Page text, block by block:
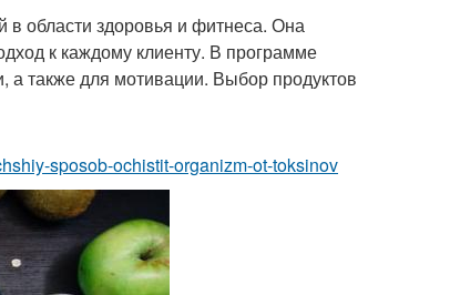
в области здоровья и фитнеса. Она
к каждому клиенту. В программе
а также для мотивации. Выбор продуктов
sposob-ochistit-organizm-ot-toksinov